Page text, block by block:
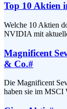
Top 10 Aktien
Welche 10 Aktien
NVIDIA mit
Magnificent
& Co.#
Die Magnificent
haben sie im MSCI